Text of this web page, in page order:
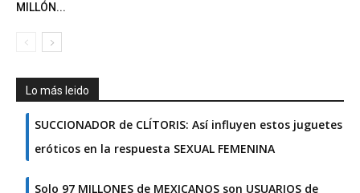
MILLÓN...
Lo más leido
SUCCIONADOR de CLÍTORIS: Así influyen estos juguetes
eróticos en la respuesta SEXUAL FEMENINA
Solo 97 MILLONES de MEXICANOS son USUARIOS de